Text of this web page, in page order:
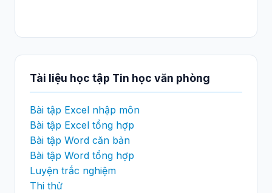
Tài liệu học tập Tin học văn phòng
Bài tập Excel nhập môn
Bài tập Excel tổng hợp
Bài tập Word căn bản
Bài tập Word tổng hợp
Luyện trắc nghiệm
Thi thử